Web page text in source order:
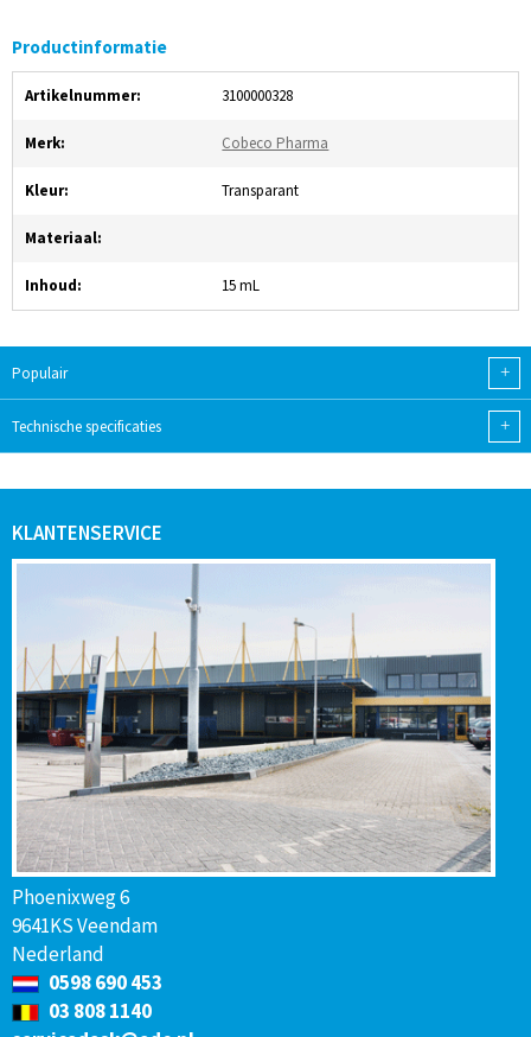
Productinformatie
Artikelnummer: 3100000328
Merk: Cobeco Pharma
Kleur: Transparant
Materiaal:
Inhoud: 15 mL
Populair +
Technische specificaties +
KLANTENSERVICE
Phoenixweg 6
9641KS Veendam
Nederland
0598 690 453
03 808 1140